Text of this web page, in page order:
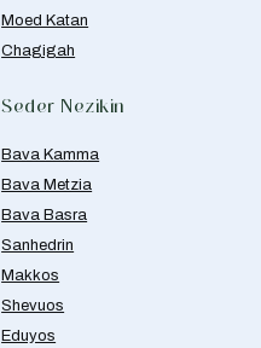
Moed Katan
Chagigah
Seder Nezikin
Bava Kamma
Bava Metzia
Bava Basra
Sanhedrin
Makkos
Shevuos
Eduyos